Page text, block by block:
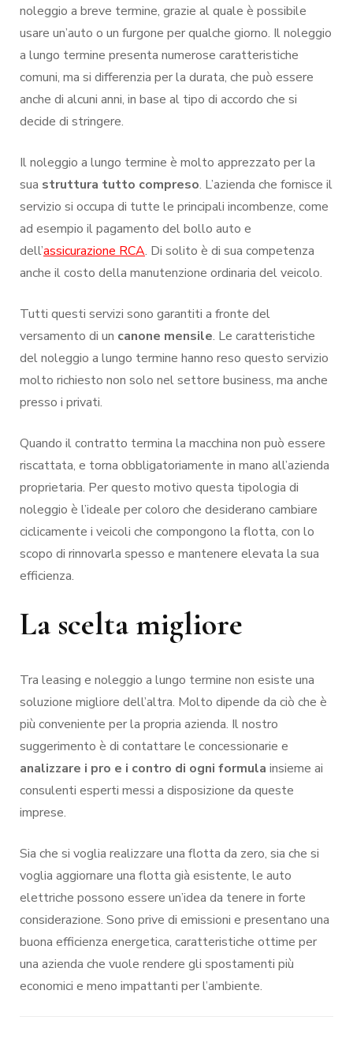
noleggio a breve termine, grazie al quale è possibile
usare un’auto o un furgone per qualche giorno. Il noleggio
a lungo termine presenta numerose caratteristiche
comuni, ma si differenzia per la durata, che può essere
anche di alcuni anni, in base al tipo di accordo che si
decide di stringere.
Il noleggio a lungo termine è molto apprezzato per la
sua struttura tutto compreso. L’azienda che fornisce il
servizio si occupa di tutte le principali incombenze, come
ad esempio il pagamento del bollo auto e
dell’assicurazione RCA. Di solito è di sua competenza
anche il costo della manutenzione ordinaria del veicolo.
Tutti questi servizi sono garantiti a fronte del
versamento di un canone mensile. Le caratteristiche
del noleggio a lungo termine hanno reso questo servizio
molto richiesto non solo nel settore business, ma anche
presso i privati.
Quando il contratto termina la macchina non può essere
riscattata, e torna obbligatoriamente in mano all’azienda
proprietaria. Per questo motivo questa tipologia di
noleggio è l’ideale per coloro che desiderano cambiare
ciclicamente i veicoli che compongono la flotta, con lo
scopo di rinnovarla spesso e mantenere elevata la sua
efficienza.
La scelta migliore
Tra leasing e noleggio a lungo termine non esiste una
soluzione migliore dell’altra. Molto dipende da ciò che è
più conveniente per la propria azienda. Il nostro
suggerimento è di contattare le concessionarie e
analizzare i pro e i contro di ogni formula insieme ai
consulenti esperti messi a disposizione da queste
imprese.
Sia che si voglia realizzare una flotta da zero, sia che si
voglia aggiornare una flotta già esistente, le auto
elettriche possono essere un’idea da tenere in forte
considerazione. Sono prive di emissioni e presentano una
buona efficienza energetica, caratteristiche ottime per
una azienda che vuole rendere gli spostamenti più
economici e meno impattanti per l’ambiente.